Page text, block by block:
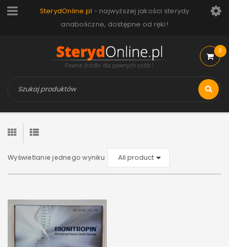
SterydOnline.pl - najwyższej jakości sterydy
anaboliczne, dostępne od ręki!
0
Wyświetlanie jednego wyniku